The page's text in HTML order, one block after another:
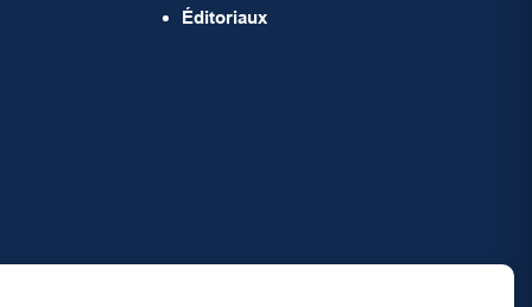
Éditoriaux